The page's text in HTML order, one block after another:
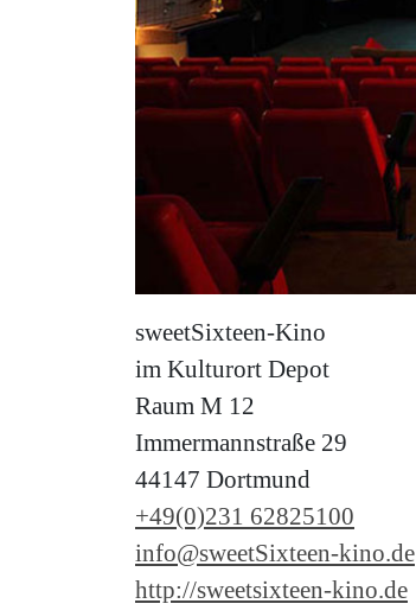
sweetSixteen-Kino
im Kulturort Depot
Raum M 12
Immermannstraße 29
44147 Dortmund
+49(0)231 62825100
info@sweetSixteen-kino.de
http://sweetsixteen-kino.de